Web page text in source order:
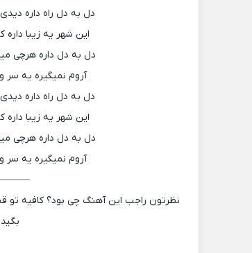
دل به دل راه داره
این شهر یه زیبا
دل به دل داره هرچی
آروم نمیگیره یه سر و
دل به دل راه داره
این شهر یه زیبا
دل به دل داره هرچی
آروم نمیگیره یه سر و
نظرتون راجب این آهنگ چی بود؟ کافیه تو